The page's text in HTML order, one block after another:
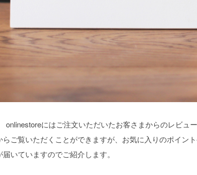
にはご注文いただいたお客さまからのレビュ
らご覧いただくことができますが、お気に入りのポイン
届いていますのでご紹介します。